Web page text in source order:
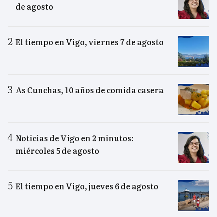
de agosto
El tiempo en Vigo, viernes 7 de agosto
As Cunchas, 10 años de comida casera
Noticias de Vigo en 2 minutos:
miércoles 5 de agosto
El tiempo en Vigo, jueves 6 de agosto